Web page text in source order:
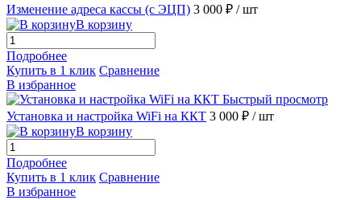
Изменение адреса кассы (с ЭЦП) 3 000 ₽ / шт
В корзину
Подробнее
Купить в 1 клик Сравнение
В избранное
Быстрый просмотр
Установка и настройка WiFi на ККТ 3 000 ₽ / шт
В корзину
Подробнее
Купить в 1 клик Сравнение
В избранное